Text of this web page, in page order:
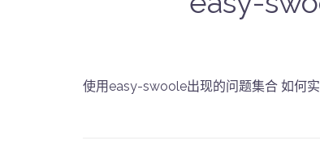
使用easy-swoole出现的问题集合 如何